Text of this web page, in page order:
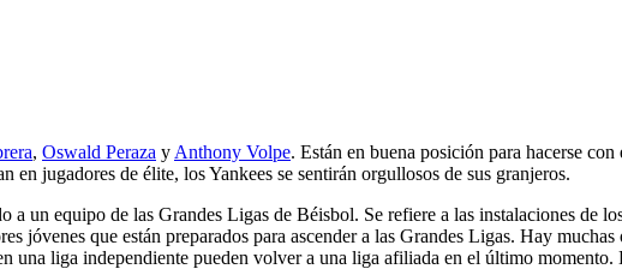
, Oswald Peraza y Anthony Volpe. Están en buena posición para hacerse
en jugadores de élite, los Yankees se sentirán orgullosos de sus granjeros.
a un equipo de las Grandes Ligas de Béisbol. Se refiere a las instalaciones de
jóvenes que están preparados para ascender a las Grandes Ligas. Hay
liga independiente pueden volver a una liga afiliada en el último momento.